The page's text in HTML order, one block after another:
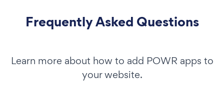
Frequently Asked Questions
Learn more about how to add POWR apps to
your website.